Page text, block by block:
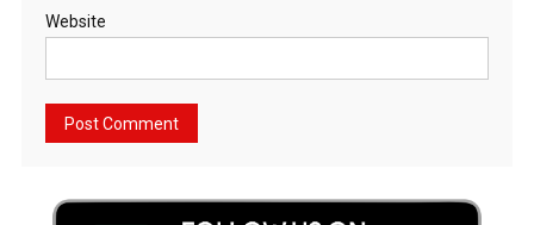
Website